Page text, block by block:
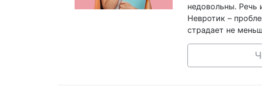
недовольны. Речь
Невротик –
страдает не